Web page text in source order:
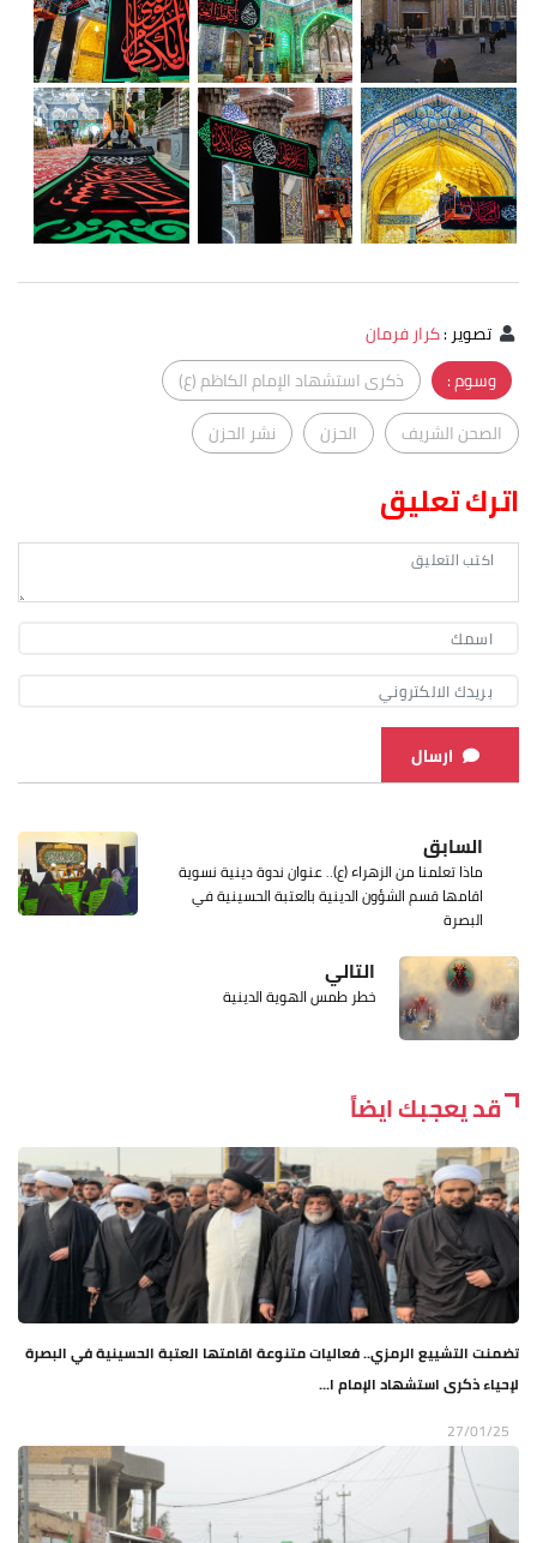
تصوير:كرار فرمان
وسوم :
ذكرى استشهاد الإمام الكاظم (ع)
الصحن الشريف
الحزن نشر الحزن
اترك تعليق
ارسال
السابق
ماذا تعلمنا من الزهراء (ع).. عنوان ندوة دينية نسوية
اقامها قسم الشؤون الدينية بالعتبة الحسينية في
البصرة
التالي
خطر طمس الهوية الدينية
قد يعجبك ايضاً
تضمنت التشييع الرمزي.. فعاليات متنوعة اقامتها العتبة الحسينية في البصرة
لإحياء ذكرى استشهاد الإمام ا...
27/01/25